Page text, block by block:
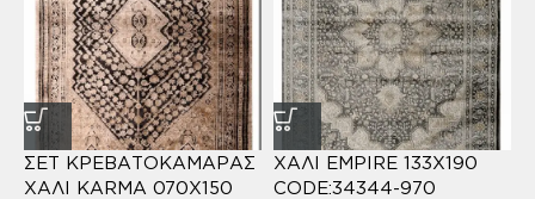
ΣΕΤ ΚΡΕΒΑΤΟΚΑΜΑΡΑΣ
ΧΑΛΙ KARMA 070X150
ΧΑΛΙ EMPIRE 133X190
CODE:34344-970